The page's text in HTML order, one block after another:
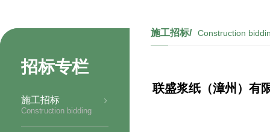
招标专栏
施工招标
Construction bidding
施工招标/ Construction
联盛浆纸（漳州）有